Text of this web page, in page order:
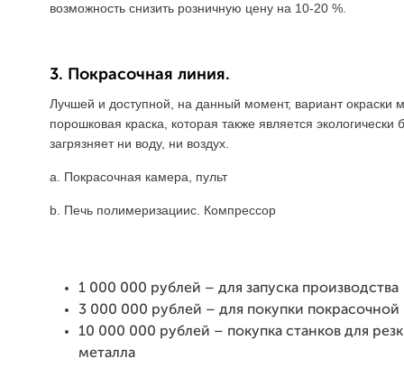
возможность снизить розничную цену на 10-20 %.
3. Покрасочная линия.
Лучшей и доступной, на данный момент, вариант окраски
порошковая краска, которая также является экологически
загрязняет ни воду, ни воздух.
a. Покрасочная камера, пульт
b. Печь полимеризацииc. Компрессор
1 000 000 рублей – для запуска производства
3 000 000 рублей – для покупки
10 000 000 рублей – покупка станков для
металла